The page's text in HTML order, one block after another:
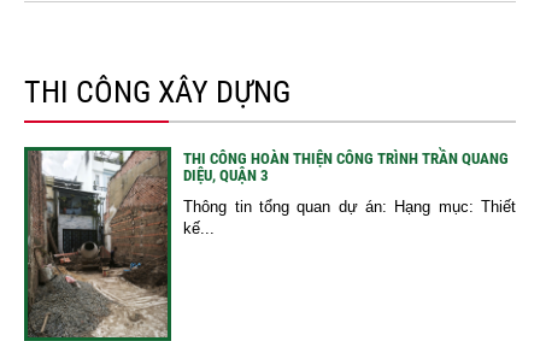
THI CÔNG XÂY DỰNG
THI CÔNG HOÀN THIỆN CÔNG TRÌNH TRẦN QUANG
DIỆU, QUẬN 3
Thông tin tổng quan dự án: Hạng mục: Thiết
kế...